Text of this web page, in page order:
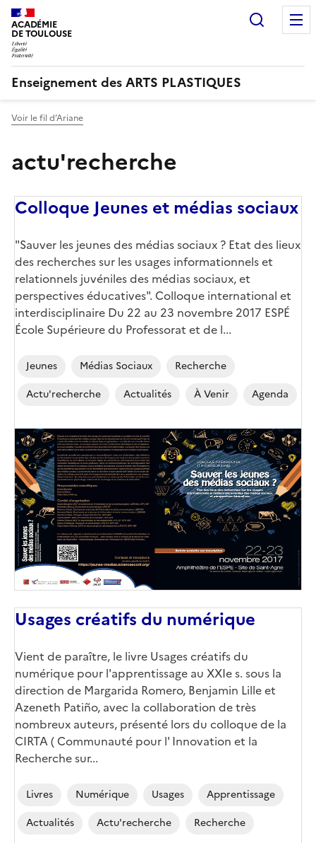
ACADÉMIE
DE TOULOUSE
Enseignement des ARTS PLASTIQUES
Voir le fil d’Ariane
actu'recherche
Colloque Jeunes et médias sociaux
"Sauver les jeunes des médias sociaux ? Etat des lieux
des recherches sur les usages informationnels et
relationnels juvéniles des médias sociaux, et
perspectives éducatives". Colloque international et
interdisciplinaire Du 22 au 23 novembre 2017 ESPÉ
École Supérieure du Professorat et de l...
Jeunes Médias Sociaux
Recherche
Actu'recherche
Actualités À Venir Agenda
Usages créatifs du numérique
Vient de paraître, le livre Usages créatifs du
numérique pour l'apprentissage au XXIe s. sous la
direction de Margarida Romero, Benjamin Lille et
Azeneth Patiño, avec la collaboration de très
nombreux auteurs, présenté lors du colloque de la
CIRTA ( Communauté pour l' Innovation et la
Recherche sur...
Livres Numérique Usages
Apprentissage
Actualités
Actu'recherche Recherche